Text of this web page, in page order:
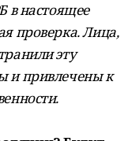
в настоящее
проверка. Лица,
эту
и привлечены к